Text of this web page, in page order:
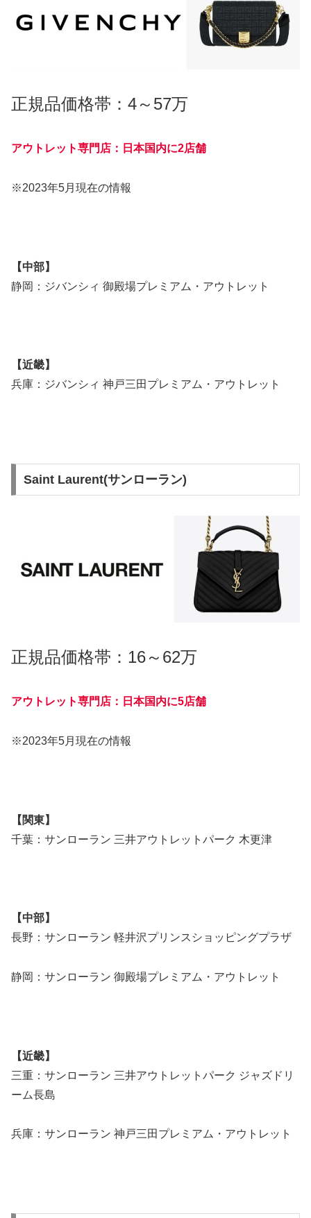
正規品価格帯：4～57万
アウトレット専門店：日本国内に2店舗
※2023年5月現在の情報
【中部】
静岡：ジバンシィ 御殿場プレミアム・アウトレット
【近畿】
兵庫：ジバンシィ 神戸三田プレミアム・アウトレット
Saint Laurent(サンローラン)
正規品価格帯：16～62万
アウトレット専門店：日本国内に5店舗
※2023年5月現在の情報
【関東】
千葉：サンローラン 三井アウトレットパーク 木更津
【中部】
長野：サンローラン 軽井沢プリンスショッピングプラザ
静岡：サンローラン 御殿場プレミアム・アウトレット
【近畿】
三重：サンローラン 三井アウトレットパーク ジャズドリ
ーム長島
兵庫：サンローラン 神戸三田プレミアム・アウトレット